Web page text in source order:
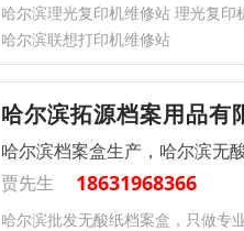
哈尔滨理光复印机维修站 理光复印
哈尔滨联想打印机维修站
哈尔滨拓源档案用品有
哈尔滨档案盒生产，哈尔滨无
贾先生
18631968366
哈尔滨批发无酸纸档案盒，只做专